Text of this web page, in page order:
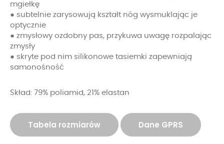
mgiełkę
● subtelnie zarysowują kształt nóg wysmuklając je
optycznie
● zmysłowy ozdobny pas, przykuwa uwagę rozpalając
zmysły
● skryte pod nim silikonowe tasiemki zapewniają
samonośność
Skład: 79% poliamid, 21% elastan
Tabela rozmiarów Dane GPRS